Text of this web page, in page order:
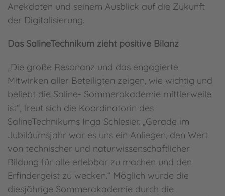
Anekdoten und seinem Ausblick auf die Zukunft
der Digitalisierung.
Das SalineTechnikum zieht positive Bilanz
„Die große Resonanz und das engagierte
Mitwirken aller Beteiligten zeigen, wie wichtig und
beliebt die Saline- Sommerakademie mittlerweile
ist“, freut sich die Koordinatorin des
SalineTechnikums Inga Schlesier. „Gerade im
Jubiläumsjahr war es uns ein Anliegen, den Wert
von technischer und naturwissenschaftlicher
Bildung für alle erlebbar zu machen und den
Erfindergeist zu wecken.“ Möglich wurde die
diesjährige Sommerakademie durch die